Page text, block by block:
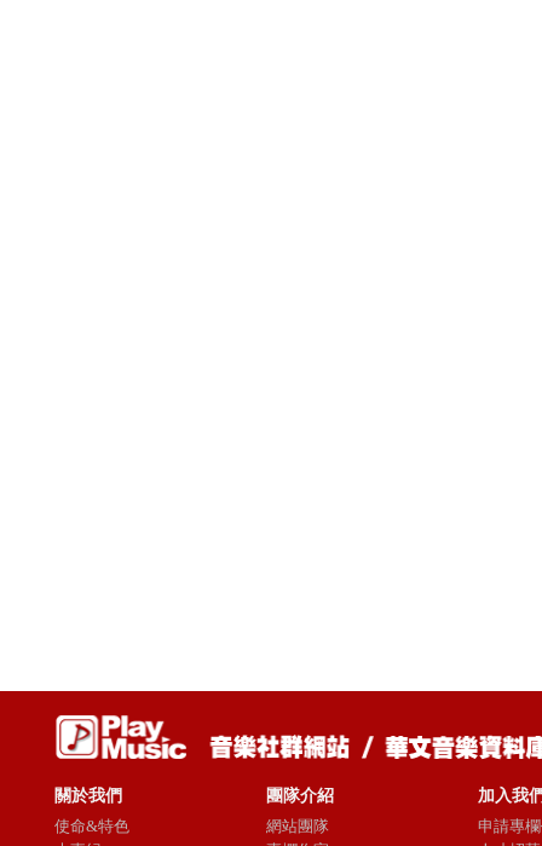
關於我們
使命&特色
團隊介紹
網站團隊
加入我
申請專